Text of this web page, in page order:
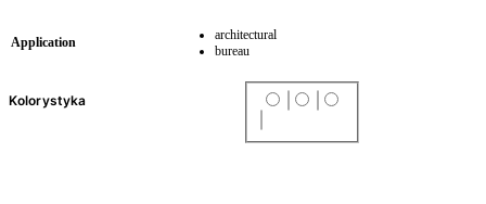
Application
architectural
bureau
Kolorystyka